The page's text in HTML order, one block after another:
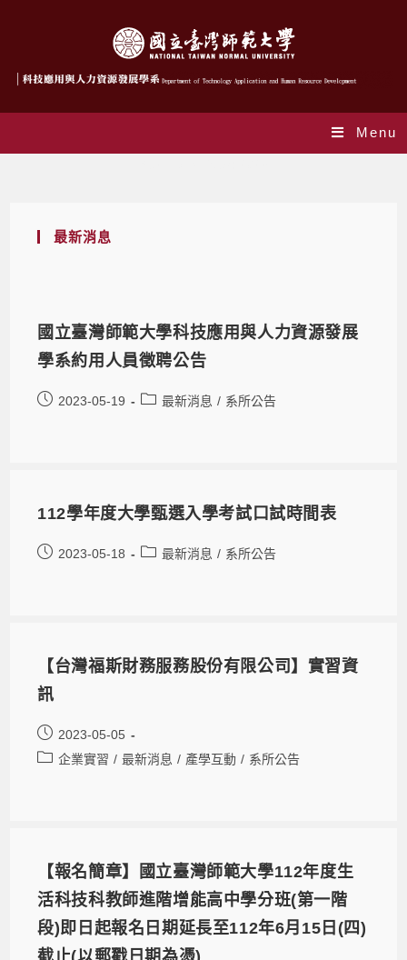
Menu
最新消息
國立臺灣師範大學科技應用與人力資源發展
學系約用人員徵聘公告
2023-05-19 最新消息 / 系所公告
112學年度大學甄選入學考試口試時間表
2023-05-18 最新消息 / 系所公告
【台灣福斯財務服務股份有限公司】實習資
訊
2023-05-05
企業實習 / 最新消息 / 產學互動 / 系所公告
【報名簡章】國立臺灣師範大學112年度生
活科技科教師進階增能高中學分班(第一階
段)即日起報名日期延長至112年6月15日(四)